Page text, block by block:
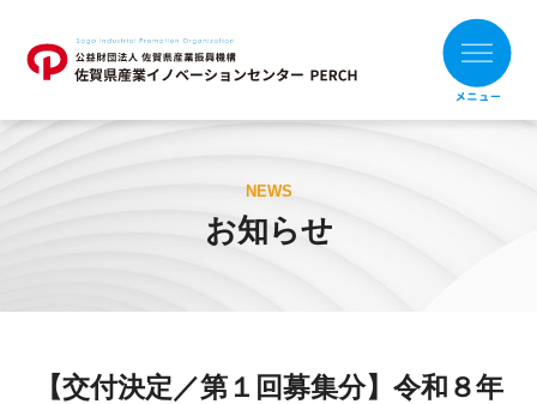
NEWS
お知らせ
【交付決定／第１回募集分】令和８年